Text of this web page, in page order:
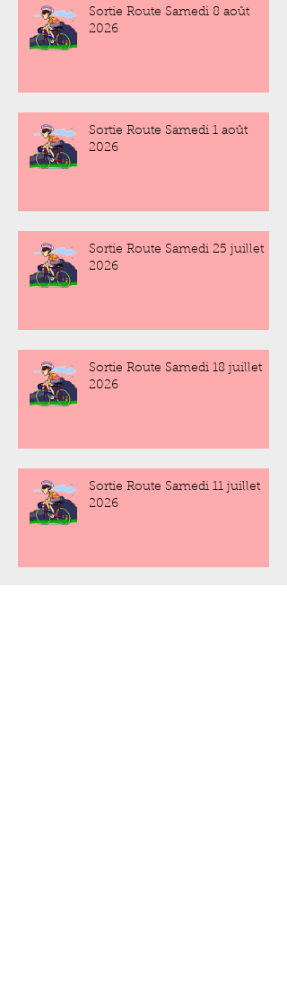
Sortie Route Samedi 8 août
2026
Sortie Route Samedi 1 août
2026
Sortie Route Samedi 25 juillet
2026
Sortie Route Samedi 18 juillet
2026
Sortie Route Samedi 11 juillet
2026